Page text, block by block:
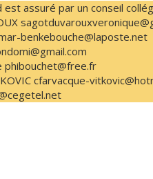
assuré par un conseil
benkebouche@laposte.net
phibouchet@free.fr
cfarvacque-